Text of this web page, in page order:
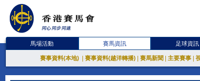
馬場活動 賽馬資訊 足球資訊
賽事資料(本地) 賽事資料(越洋轉播) 賽馬新聞 主要賽事